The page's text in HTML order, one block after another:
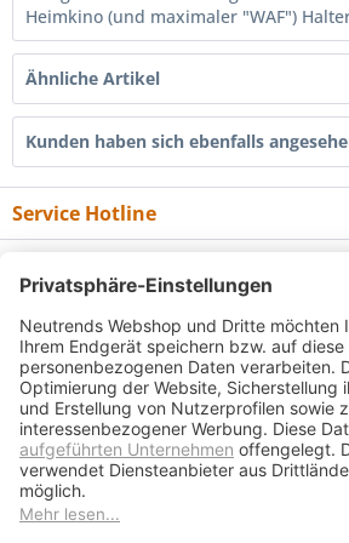
Heimkino (und maximaler "WAF")
Ähnliche Artikel
Kunden haben sich ebenfalls
Service Hotline
Informationen
Newsletter
* Alle Preise inkl. gesetzl. Mehrwertsteuer
Nachnahmegebühren, wenn nicht
Bedienungsanleitungen